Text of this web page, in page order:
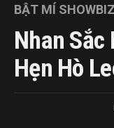
BẬT MÍ
Nhan
Hẹn Hò